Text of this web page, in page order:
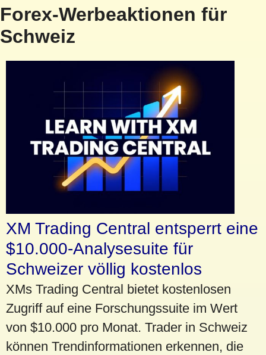
Forex-Werbeaktionen für
Schweiz
XM Trading Central entsperrt eine
$10.000-Analysesuite für
Schweizer völlig kostenlos
XMs Trading Central bietet kostenlosen
Zugriff auf eine Forschungssuite im Wert
von $10.000 pro Monat. Trader in Schweiz
können Trendinformationen erkennen, die